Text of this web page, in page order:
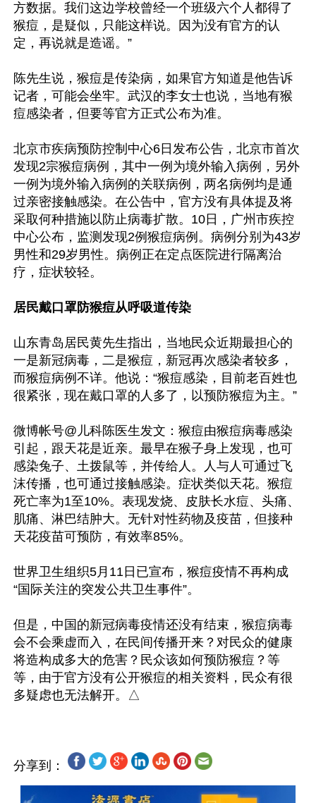
方数据。我们这边学校曾经一个班级六个人都得了
猴痘，是疑似，只能这样说。因为没有官方的认
定，再说就是造谣。”
陈先生说，猴痘是传染病，如果官方知道是他告诉
记者，可能会坐牢。武汉的李女士也说，当地有猴
痘感染者，但要等官方正式公布为准。
北京市疾病预防控制中心6日发布公告，北京市首次
发现2宗猴痘病例，其中一例为境外输入病例，另外
一例为境外输入病例的关联病例，两名病例均是通
过亲密接触感染。在公告中，官方没有具体提及将
采取何种措施以防止病毒扩散。10日，广州市疾控
中心公布，监测发现2例猴痘病例。病例分别为43岁
男性和29岁男性。病例正在定点医院进行隔离治
疗，症状较轻。
居民戴口罩防猴痘从呼吸道传染
山东青岛居民黄先生指出，当地民众近期最担心的
一是新冠病毒，二是猴痘，新冠再次感染者较多，
而猴痘病例不详。他说：“猴痘感染，目前老百姓也
很紧张，现在戴口罩的人多了，以预防猴痘为主。”
微博帐号@儿科陈医生发文：猴痘由猴痘病毒感染
引起，跟天花是近亲。最早在猴子身上发现，也可
感染兔子、土拨鼠等，并传给人。人与人可通过飞
沫传播，也可通过接触感染。症状类似天花。猴痘
死亡率为1至10%。表现发烧、皮肤长水痘、头痛、
肌痛、淋巴结肿大。无针对性药物及疫苗，但接种
天花疫苗可预防，有效率85%。
世界卫生组织5月11日已宣布，猴痘疫情不再构成
“国际关注的突发公共卫生事件”。
但是，中国的新冠病毒疫情还没有结束，猴痘病毒
会不会乘虚而入，在民间传播开来？对民众的健康
将造构成多大的危害？民众该如何预防猴痘？等
等，由于官方没有公开猴痘的相关资料，民众有很
分享到：